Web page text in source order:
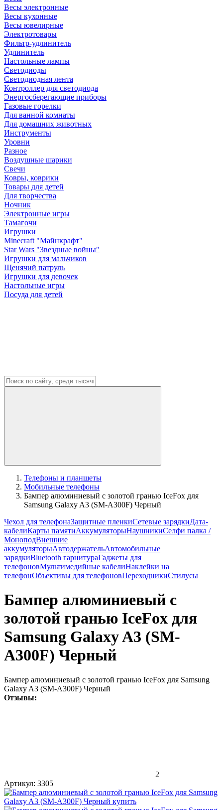
Весы электронные
Весы кухонные
Весы ювелирные
Электротовары
Фильтр-удлинитель
Удлинитель
Настольные лампы
Светодиоды
Светодиодная лента
Контроллер для светодиода
Энергосберегающие приборы
Газовые горелки
Для ванной комнаты
Для домашних животных
Инструменты
Уровни
Разное
Воздушные шарики
Свечи
Ковры, коврики
Товары для детей
Для творчества
Ночник
Электронные игры
Тамагочи
Игрушки
Minecraft "Майнкрафт"
Star Wars "Звездные войны"
Игрушки для мальчиков
Щенячий патруль
Игрушки для девочек
Настольные игры
Посуда для детей
Телефоны и планшеты
Мобильные телефоны
Бампер алюминиевый с золотой гранью IceFox для
Samsung Galaxy A3 (SM-A300F) Черный
Чехол для телефонаЗащитные пленкиСетевые зарядкиДата-
кабелиКарты памятиАккумуляторыНаушникиСелфи палка /
МоноподВнешние
аккумуляторыАвтодержательАвтомобильные
зарядкиBluetooth гарнитураГаджеты для
телефоновМультимедийные кабелиНаклейки на
телефонОбъективы для телефоновПереходникиСтилусы
Бампер алюминиевый с
золотой гранью IceFox для
Samsung Galaxy A3 (SM-
A300F) Черный
Бампер алюминиевый с золотой гранью IceFox для Samsung
Galaxy A3 (SM-A300F) Черный
Отзывы:
2
Артикул: 3305